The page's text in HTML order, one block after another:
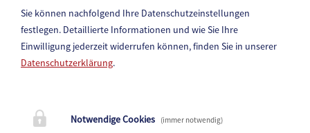
Paternion
Hauptstraße 83, 9711 Paternion
Sie können nachfolgend Ihre Datenschutzeinstellungen
festlegen. Detaillierte Informationen und wie Sie Ihre
Einwilligung jederzeit widerrufen können, finden Sie in unserer
Datenschutzerklärung.
Notwendige Cookies (immer notwendig)